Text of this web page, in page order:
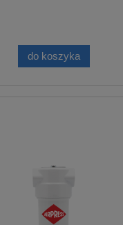
do koszyka